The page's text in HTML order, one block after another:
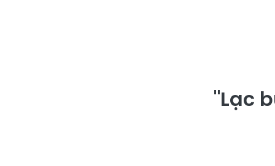
"Lạc